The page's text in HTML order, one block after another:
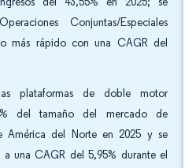
Conjuntas/Especiales
más rápido con una CAGR del
plataformas de doble motor
del tamaño del mercado de
América del Norte en 2025 y se
a una CAGR del 5,95% durante el